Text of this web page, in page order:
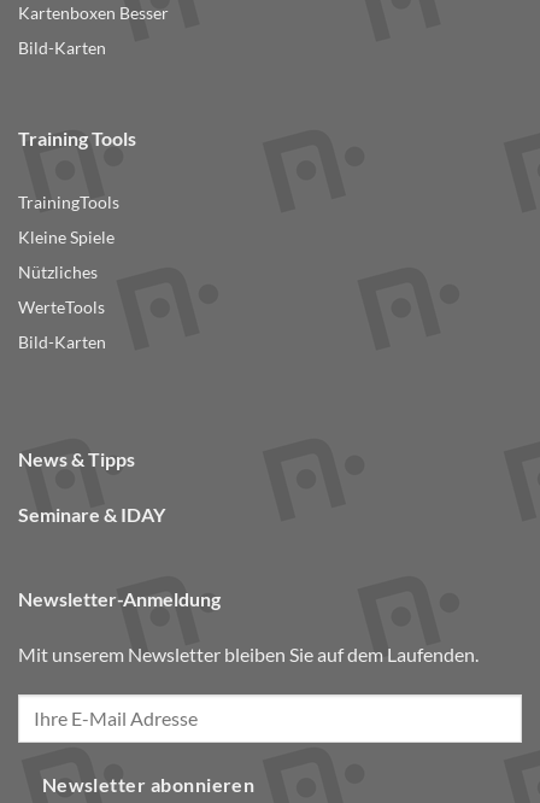
Kartenboxen Besser
Bild-Karten
Training Tools
TrainingTools
Kleine Spiele
Nützliches
WerteTools
Bild-Karten
News & Tipps
Seminare & IDAY
Newsletter-Anmeldung
Mit unserem Newsletter bleiben Sie auf dem Laufenden.
Newsletter abonnieren